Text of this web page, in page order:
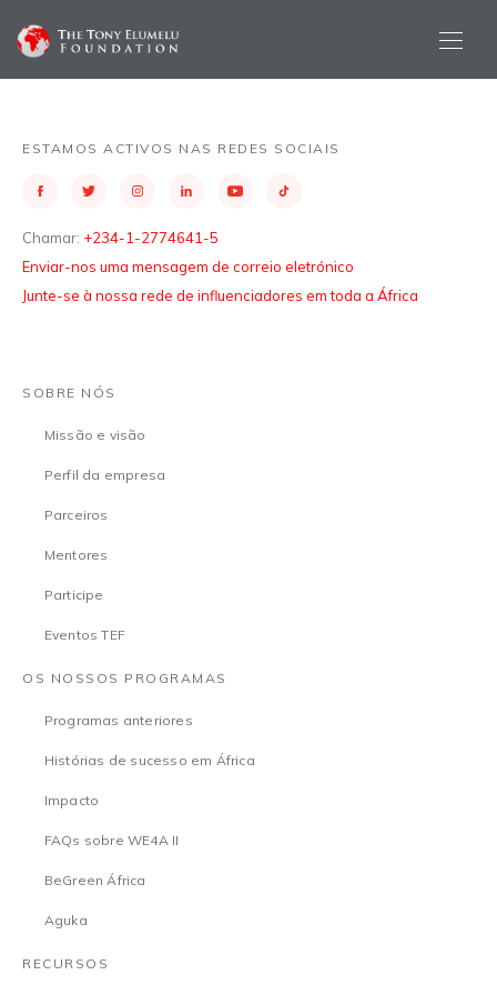
ESTAMOS ACTIVOS NAS REDES SOCIAIS
Chamar: +234-1-2774641-5
Enviar-nos uma mensagem de correio eletrónico
Junte-se à nossa rede de influenciadores em toda a África
SOBRE NÓS
Missão e visão
Perfil da empresa
Parceiros
Mentores
Participe
Eventos TEF
OS NOSSOS PROGRAMAS
Programas anteriores
Histórias de sucesso em África
Impacto
FAQs sobre WE4A II
BeGreen África
Aguka
RECURSOS